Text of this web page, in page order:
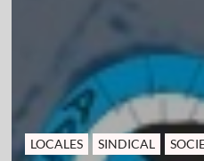
LOCALES SINDICAL